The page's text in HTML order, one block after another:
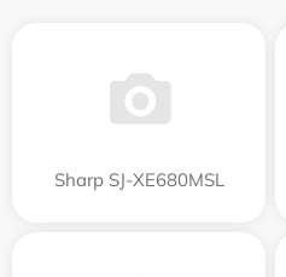
Sharp SJ-XE680MSL